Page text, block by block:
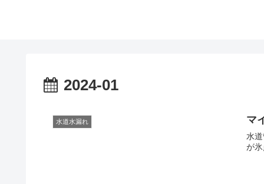
2024-01
水道水漏れ マ
水
が